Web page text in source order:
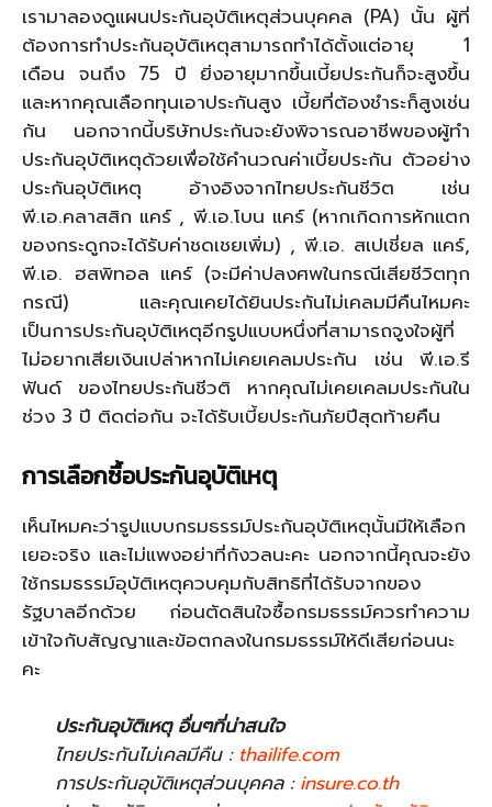
เรามาลองดูแผนประกันอุบัติเหตุส่วนบุคคล (PA) นั้น ผู้ที่
ต้องการทำประกันอุบัติเหตุสามารถทำได้ตั้งแต่อายุ 1
เดือน จนถึง 75 ปี ยิ่งอายุมากขึ้นเบี้ยประกันก็จะสูงขึ้น
และหากคุณเลือกทุนเอาประกันสูง เบี้ยที่ต้องชำระก็สูงเช่น
กัน นอกจากนี้บริษัทประกันจะยังพิจารณอาชีพของผู้ทำ
ประกันอุบัติเหตุด้วยเพื่อใช้คำนวณค่าเบี้ยประกัน ตัวอย่าง
ประกันอุบัติเหตุ อ้างอิงจากไทยประกันชีวิต เช่น
พี.เอ.คลาสสิก แคร์ , พี.เอ.โบน แคร์ (หากเกิดการหักแตก
ของกระดูกจะได้รับค่าชดเชยเพิ่ม) , พี.เอ. สเปเชี่ยล แคร์,
พี.เอ. ฮสพิทอล แคร์ (จะมีค่าปลงศพในกรณีเสียชีวิตทุก
กรณี) และคุณเคยได้ยินประกันไม่เคลมมีคืนไหมคะ
เป็นการประกันอุบัติเหตุอีกรูปแบบหนึ่งที่สามารถจูงใจผู้ที่
ไม่อยากเสียเงินเปล่าหากไม่เคยเคลมประกัน เช่น พี.เอ.รี
ฟันด์ ของไทยประกันชีวติ หากคุณไม่เคยเคลมประกันใน
ช่วง 3 ปี ติดต่อกัน จะได้รับเบี้ยประกันภัยปีสุดท้ายคืน
การเลือกซื้อประกันอุบัติเหตุ
เห็นไหมคะว่ารูปแบบกรมธรรม์ประกันอุบัติเหตุนั้นมีให้เลือก
เยอะจริง และไม่แพงอย่าที่กังวลนะคะ นอกจากนี้คุณจะยัง
ใช้กรมธรรม์อุบัติเหตุควบคุมกับสิทธิที่ได้รับจากของ
รัฐบาลอีกด้วย ก่อนตัดสินใจซื้อกรมธรรม์ควรทำความ
เข้าใจกับสัญญาและข้อตกลงในกรมธรรม์ให้ดีเสียก่อนนะ
คะ
ประกันอุบัติเหตุ อื่นๆที่น่าสนใจ
ไทยประกันไม่เคลมีคืน : thailife.com
การประกันอุบัติเหตุส่วนบุคคล :insure.co.th